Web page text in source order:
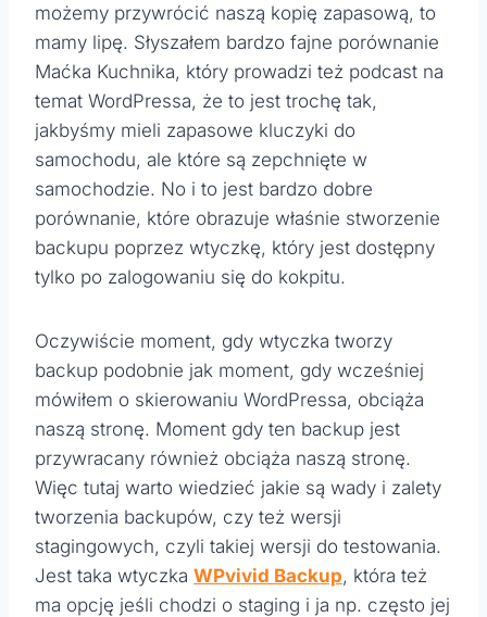
możemy przywrócić naszą kopię zapasową, to
mamy lipę. Słyszałem bardzo fajne porównanie
Maćka Kuchnika, który prowadzi też podcast na
temat WordPressa, że to jest trochę tak,
jakbyśmy mieli zapasowe kluczyki do
samochodu, ale które są zepchnięte w
samochodzie. No i to jest bardzo dobre
porównanie, które obrazuje właśnie stworzenie
backupu poprzez wtyczkę, który jest dostępny
tylko po zalogowaniu się do kokpitu.
Oczywiście moment, gdy wtyczka tworzy
backup podobnie jak moment, gdy wcześniej
mówiłem o skierowaniu WordPressa, obciąża
naszą stronę. Moment gdy ten backup jest
przywracany również obciąża naszą stronę.
Więc tutaj warto wiedzieć jakie są wady i zalety
tworzenia backupów, czy też wersji
stagingowych, czyli takiej wersji do testowania.
Jest taka wtyczka WPvivid Backup, która też
ma opcję jeśli chodzi o staging i ja np. często jej